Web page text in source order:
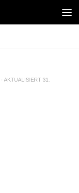
· AKTUALISIERT 31.